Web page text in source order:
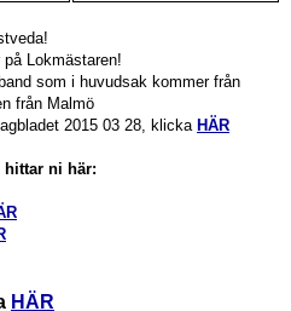
Lokmästaren!
som i huvudsak kommer från
från Malmö
2015 03 28, klicka HÄR
hittar ni här:
HÄR